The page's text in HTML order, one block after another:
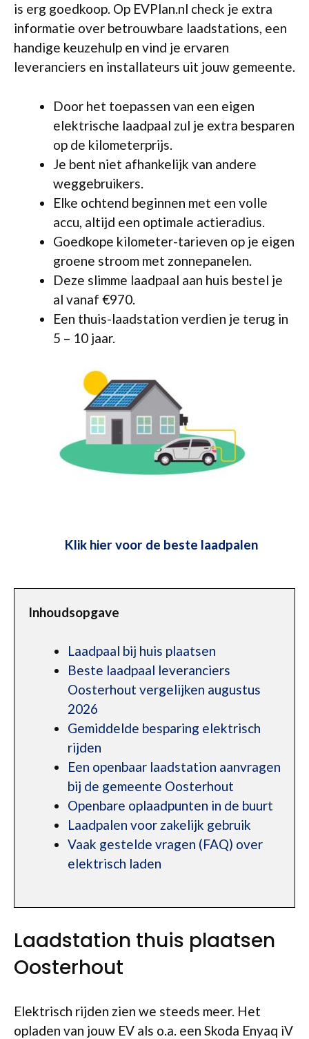
is erg goedkoop. Op EVPlan.nl check je extra
informatie over betrouwbare laadstations, een
handige keuzehulp en vind je ervaren
leveranciers en installateurs uit jouw gemeente.
Door het toepassen van een eigen
elektrische laadpaal zul je extra besparen
op de kilometerprijs.
Je bent niet afhankelijk van andere
weggebruikers.
Elke ochtend beginnen met een volle
accu, altijd een optimale actieradius.
Goedkope kilometer-tarieven op je eigen
groene stroom met zonnepanelen.
Deze slimme laadpaal aan huis bestel je
al vanaf €970.
Een thuis-laadstation verdien je terug in
5 – 10 jaar.
Klik hier voor de beste laadpalen
Inhoudsopgave
Laadpaal bij huis plaatsen
Beste laadpaal leveranciers
Oosterhout vergelijken augustus
2026
Gemiddelde besparing elektrisch
rijden
Een openbaar laadstation aanvragen
bij de gemeente Oosterhout
Openbare oplaadpunten in de buurt
Laadpalen voor zakelijk gebruik
Vaak gestelde vragen (FAQ) over
elektrisch laden
Laadstation thuis plaatsen
Oosterhout
Elektrisch rijden zien we steeds meer. Het
opladen van jouw EV als o.a. een Skoda Enyaq iV